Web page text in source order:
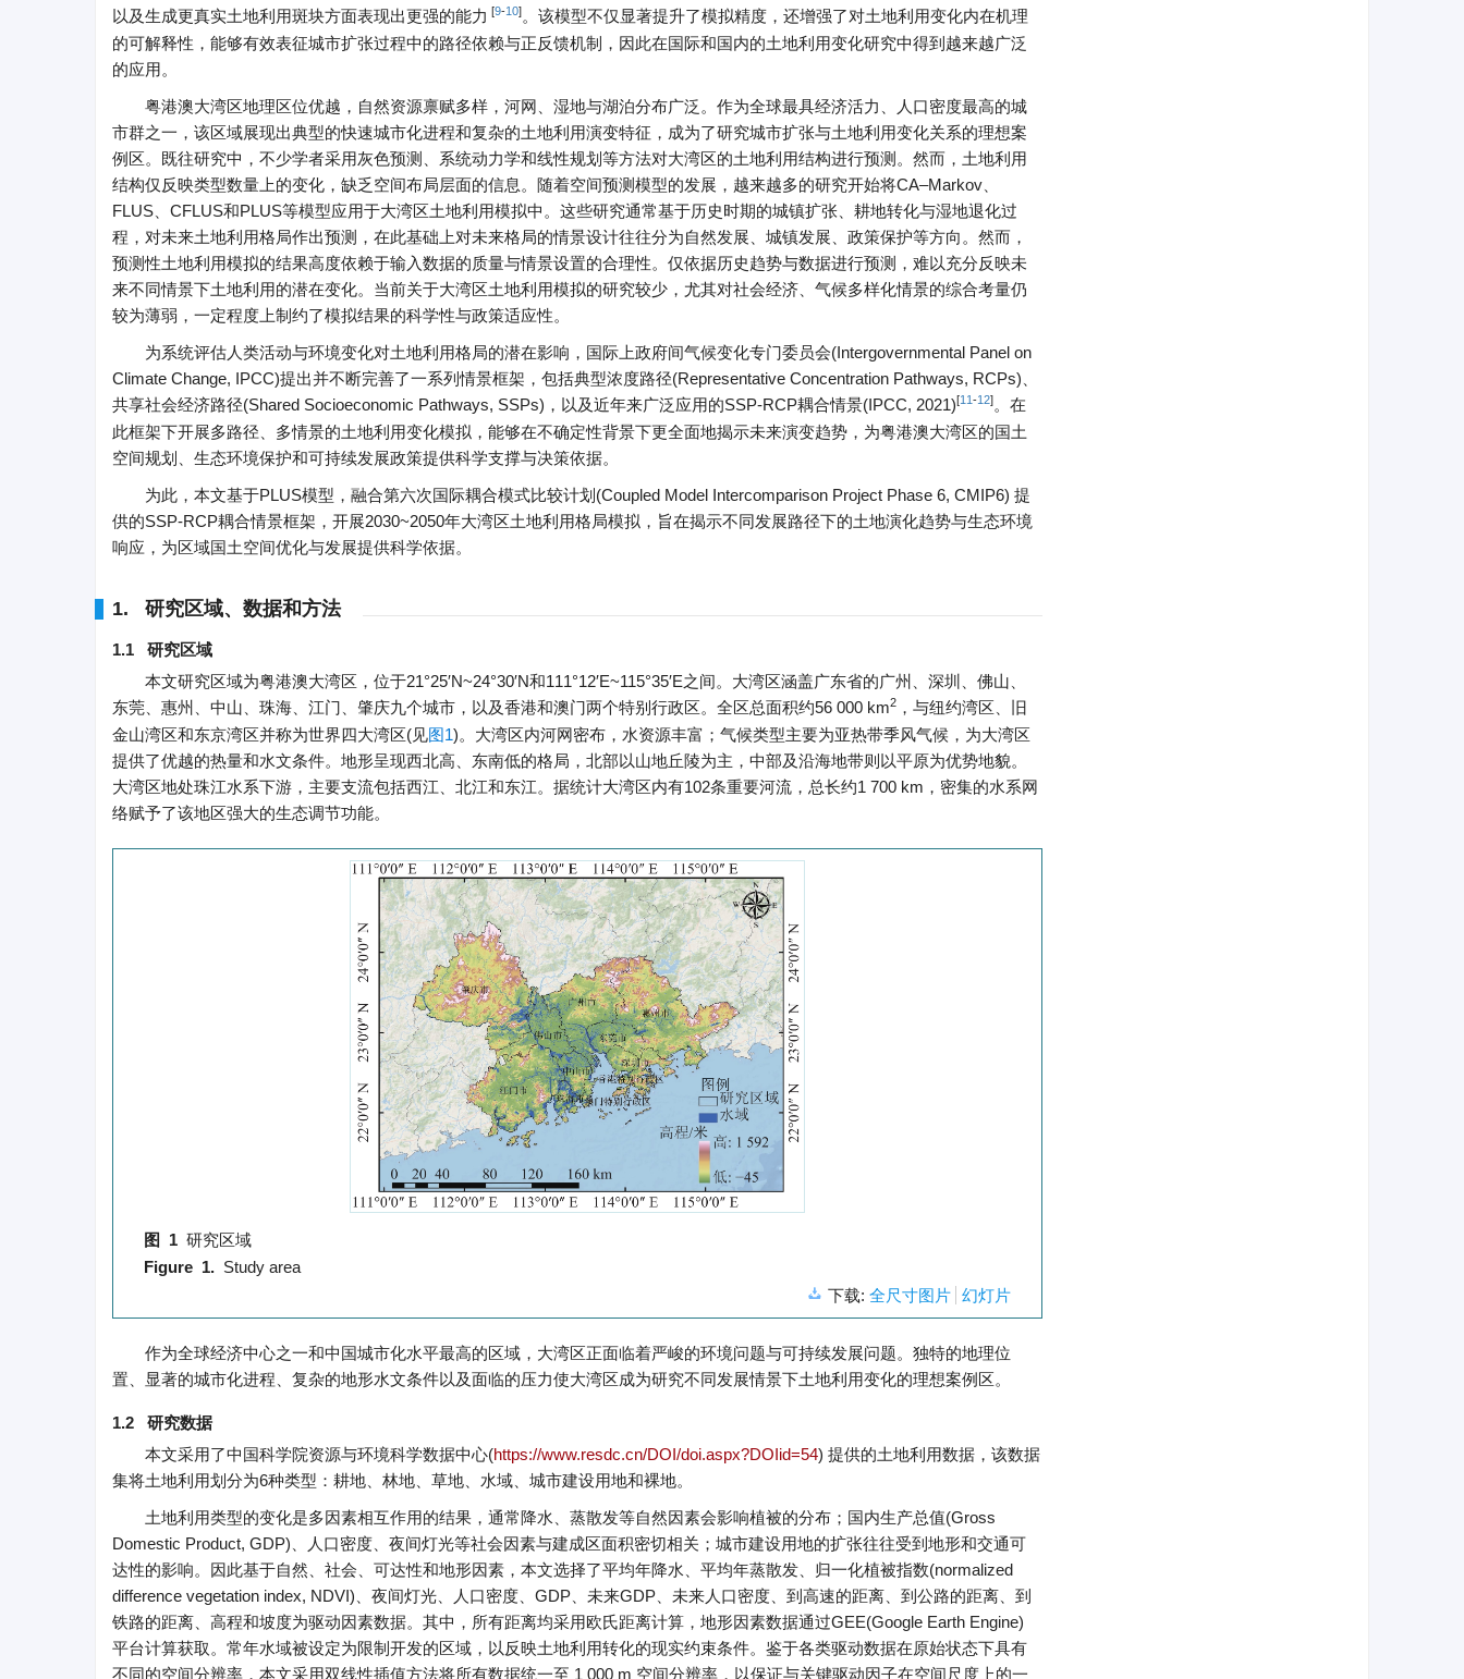
以及生成更真实土地利用斑块方面表现出更强的能力 [9-10] 。该模型不仅显著提升了模拟精度，还增强了对土地利用变化内在机理
的可解释性，能够有效表征城市扩张过程中的路径依赖与正反馈机制，因此在国际和国内的土地利用变化研究中得到越来越广泛
的应用。
粤港澳大湾区地理区位优越，自然资源禀赋多样，河网、湿地与湖泊分布广泛。作为全球最具经济活力、人口密度最高的城
市群之一，该区域展现出典型的快速城市化进程和复杂的土地利用演变特征，成为了研究城市扩张与土地利用变化关系的理想案
例区。既往研究中，不少学者采用灰色预测、系统动力学和线性规划等方法对大湾区的土地利用结构进行预测。然而，土地利用
结构仅反映类型数量上的变化，缺乏空间布局层面的信息。随着空间预测模型的发展，越来越多的研究开始将CA–Markov、
FLUS、CFLUS和PLUS等模型应用于大湾区土地利用模拟中。这些研究通常基于历史时期的城镇扩张、耕地转化与湿地退化过
程，对未来土地利用格局作出预测，在此基础上对未来格局的情景设计往往分为自然发展、城镇发展、政策保护等方向。然而，
预测性土地利用模拟的结果高度依赖于输入数据的质量与情景设置的合理性。仅依据历史趋势与数据进行预测，难以充分反映未
来不同情景下土地利用的潜在变化。当前关于大湾区土地利用模拟的研究较少，尤其对社会经济、气候多样化情景的综合考量仍
较为薄弱，一定程度上制约了模拟结果的科学性与政策适应性。
为系统评估人类活动与环境变化对土地利用格局的潜在影响，国际上政府间气候变化专门委员会(Intergovernmental Panel on
Climate Change, IPCC)提出并不断完善了一系列情景框架，包括典型浓度路径(Representative Concentration Pathways, RCPs)、
共享社会经济路径(Shared Socioeconomic Pathways, SSPs)，以及近年来广泛应用的SSP-RCP耦合情景(IPCC, 2021)[11 -12] 。在
此框架下开展多路径、多情景的土地利用变化模拟，能够在不确定性背景下更全面地揭示未来演变趋势，为粤港澳大湾区的国土
空间规划、生态环境保护和可持续发展政策提供科学支撑与决策依据。
为此，本文基于PLUS模型，融合第六次国际耦合模式比较计划(Coupled Model Intercomparison Project Phase 6, CMIP6) 提
供的SSP-RCP耦合情景框架，开展2030~2050年大湾区土地利用格局模拟，旨在揭示不同发展路径下的土地演化趋势与生态环境
响应，为区域国土空间优化与发展提供科学依据。
1. 研究区域、数据和方法
1.1 研究区域
本文研究区域为粤港澳大湾区，位于21°25′N~24°30′N和111°12′E~115°35′E之间。大湾区涵盖广东省的广州、深圳、佛山、
东莞、惠州、中山、珠海、江门、肇庆九个城市，以及香港和澳门两个特别行政区。全区总面积约56 000 km2 ，与纽约湾区、旧
金山湾区和东京湾区并称为世界四大湾区(见图1)。大湾区内河网密布，水资源丰富；气候类型主要为亚热带季风气候，为大湾区
提供了优越的热量和水文条件。地形呈现西北高、东南低的格局，北部以山地丘陵为主，中部及沿海地带则以平原为优势地貌。
大湾区地处珠江水系下游，主要支流包括西江、北江和东江。据统计大湾区内有102条重要河流，总长约1 700 km，密集的水系网
络赋予了该地区强大的生态调节功能。
图 1 研究区域
Figure 1. Study area
下载: 全尺寸图片 幻灯片
作为全球经济中心之一和中国城市化水平最高的区域，大湾区正面临着严峻的环境问题与可持续发展问题。独特的地理位
置、显著的城市化进程、复杂的地形水文条件以及面临的压力使大湾区成为研究不同发展情景下土地利用变化的理想案例区。
1.2 研究数据
本文采用了中国科学院资源与环境科学数据中心(https://www.resdc.cn/DOI/doi.aspx?DOIid=54) 提供的土地利用数据，该数据
集将土地利用划分为6种类型：耕地、林地、草地、水域、城市建设用地和裸地。
土地利用类型的变化是多因素相互作用的结果，通常降水、蒸散发等自然因素会影响植被的分布；国内生产总值(Gross
Domestic Product, GDP)、人口密度、夜间灯光等社会因素与建成区面积密切相关；城市建设用地的扩张往往受到地形和交通可
达性的影响。因此基于自然、社会、可达性和地形因素，本文选择了平均年降水、平均年蒸散发、归一化植被指数(normalized
difference vegetation index, NDVI)、夜间灯光、人口密度、GDP、未来GDP、未来人口密度、到高速的距离、到公路的距离、到
铁路的距离、高程和坡度为驱动因素数据。其中，所有距离均采用欧氏距离计算，地形因素数据通过GEE(Google Earth Engine)
平台计算获取。常年水域被设定为限制开发的区域，以反映土地利用转化的现实约束条件。鉴于各类驱动数据在原始状态下具有
不同的空间分辨率，本文采用双线性插值方法将所有数据统一至 1 000 m 空间分辨率，以保证与关键驱动因子在空间尺度上的一